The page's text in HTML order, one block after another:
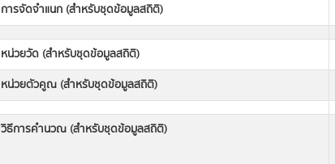
การจัดจำแนก (สำหรับชุดข้อมูลสถิติ)
หน่วยวัด (สำหรับชุดข้อมูลสถิติ)
หน่วยตัวคูณ (สำหรับชุดข้อมูลสถิติ)
วิธีการคำนวณ (สำหรับชุดข้อมูลสถิติ)